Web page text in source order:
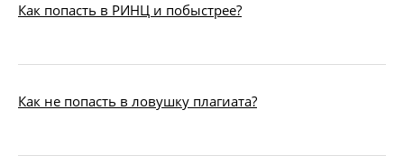
Как попасть в РИНЦ и побыстрее?
Как не попасть в ловушку плагиата?